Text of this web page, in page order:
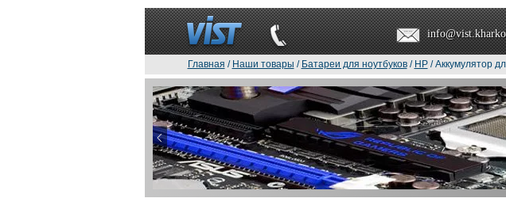
Главная / Наши товары / Батареи для ноутбуков/ HP/ Аккумулятор